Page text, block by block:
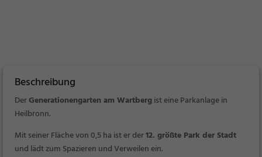
Beschreibung
DerGenerationengarten am Wartbergist eine Parkanlage in
Heilbronn.
Mit seiner Fläche von 0,5 ha ist er der12. größte Park der Stadt
und lädt zum Spazieren und Verweilen ein.